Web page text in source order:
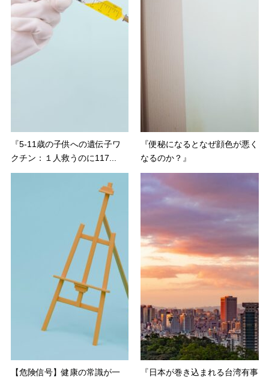
『5-11歳の子供への遺伝子ワ
クチン：１人救うのに117...
『便秘になるとなぜ顔色が悪く
なるのか？』
【危険信号】健康の常識が一
『日本が巻き込まれる台湾有事